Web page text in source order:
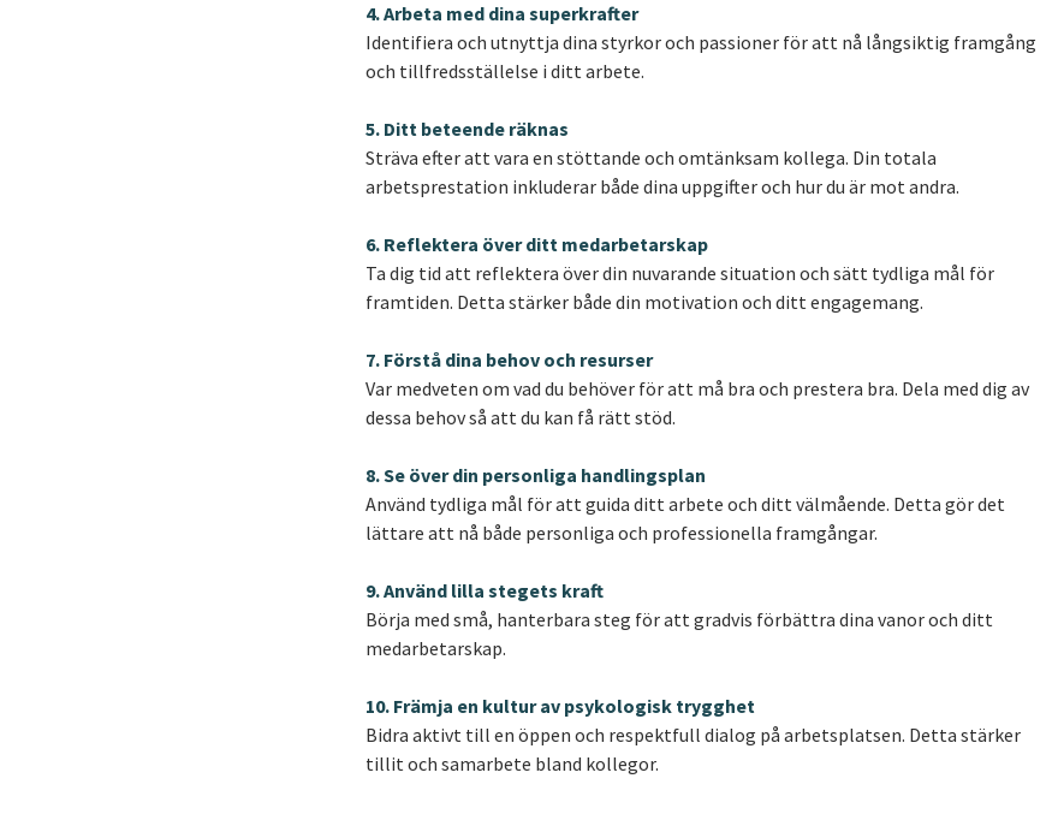
4. Arbeta med dina superkrafter
Identifiera och utnyttja dina styrkor och passioner för att nå långsiktig framgång
och tillfredsställelse i ditt arbete.
5. Ditt beteende räknas
Sträva efter att vara en stöttande och omtänksam kollega. Din totala
arbetsprestation inkluderar både dina uppgifter och hur du är mot andra.
6. Reflektera över ditt medarbetarskap
Ta dig tid att reflektera över din nuvarande situation och sätt tydliga mål för
framtiden. Detta stärker både din motivation och ditt engagemang.
7. Förstå dina behov och resurser
Var medveten om vad du behöver för att må bra och prestera bra. Dela med dig av
dessa behov så att du kan få rätt stöd.
8. Se över din personliga handlingsplan
Använd tydliga mål för att guida ditt arbete och ditt välmående. Detta gör det
lättare att nå både personliga och professionella framgångar.
9. Använd lilla stegets kraft
Börja med små, hanterbara steg för att gradvis förbättra dina vanor och ditt
medarbetarskap.
10. Främja en kultur av psykologisk trygghet
Bidra aktivt till en öppen och respektfull dialog på arbetsplatsen. Detta stärker
tillit och samarbete bland kollegor.